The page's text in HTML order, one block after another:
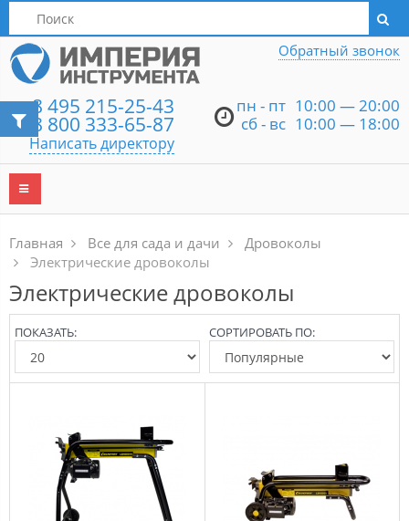
Написать директору
8 495 215-25-43
8 800 333-65-87
Написать директору
пн - пт 10:00 — 20:00
сб - вс 10:00 — 18:00
Обратный звонок
Главная Все для сада и дачи
Дровоколы
Электрические дровоколы
Электрические дровоколы
СОРТИРОВАТЬ ПО:
ПОКАЗАТЬ: